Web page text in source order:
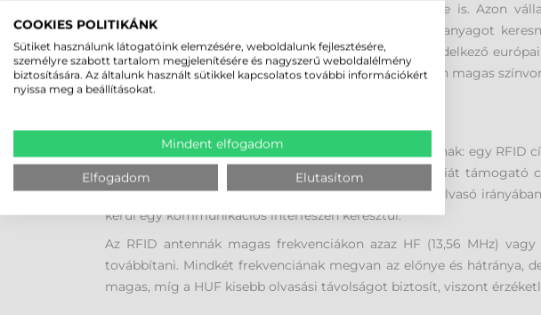
kiforrott és támogatott távol-keleti gyártók terméke is. Azon
megbízható RFID címkenyomtatót, olvasót és kellékanyagot
visszatekintő és megbízható terméktámogatással rendelkező
gyártói és szerviz háttérben is, valamint a kimondottan magas
Leegyszerűsítve az RFID rendszerek három részből állnak: egy
nyomtatásához és programozásához RFID technológiát
tartalmaz, amelyek adatátvitelre szolgálnak az RFID olvasó
kerül egy kommunikációs interfészen keresztül.
Az RFID antennák magas frekvenciákon azaz HF (13,56 MHz)
továbbítani. Mindkét frekvenciának megvan az előnye és hátránya,
magas, míg a HUF kisebb olvasási távolságot biztosít, viszont
COOKIES POLITIKÁNK
Sütiket használunk látogatóink elemzésére, weboldalunk fejlesztésére,
személyre szabott tartalom megjelenítésére és nagyszerű weboldalélmény
biztosítására. Az általunk használt sütikkel kapcsolatos további információkért
nyissa meg a beállításokat.
Mindent elfogadom
Elfogadom Elutasítom